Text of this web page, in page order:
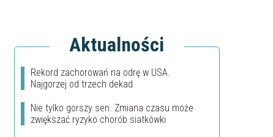
Aktualności
Rekord zachorowań na odrę w USA.
Najgorzej od trzech dekad
Nie tylko gorszy sen. Zmiana czasu może
zwiększać ryzyko chorób siatkówki